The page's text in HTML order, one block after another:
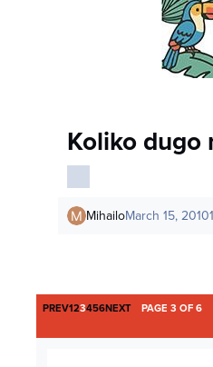
Koliko dugo
MihailoMarch 15, 2010
FIRST PAGE
PREV123456NEXTLAST PAGE
PAGE 3 OF 6